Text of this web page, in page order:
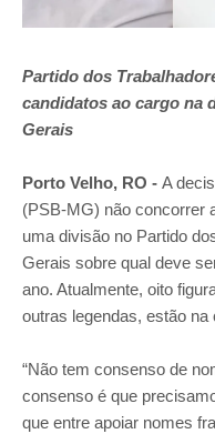
Partido dos
candidatos ao cargo na
Gerais
Porto Velho, RO - A
(PSB-MG) não concorrer
uma divisão no Partido
Gerais sobre qual deve
ano. Atualmente, oito
outras legendas, estão na
“Não tem consenso de
consenso é que
que entre apoiar nomes